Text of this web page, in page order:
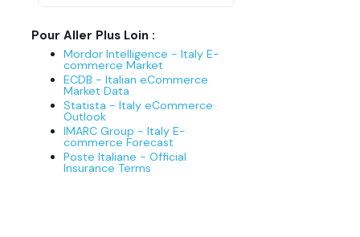
Pour Aller Plus Loin :
Mordor Intelligence - Italy E-
commerce Market
ECDB - Italian eCommerce
Market Data
Statista - Italy eCommerce
Outlook
IMARC Group - Italy E-
commerce Forecast
Poste Italiane - Official
Insurance Terms